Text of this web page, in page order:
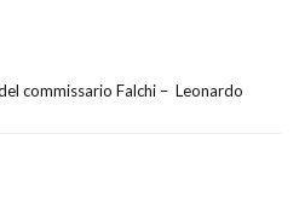
commissario Falchi – Leonardo